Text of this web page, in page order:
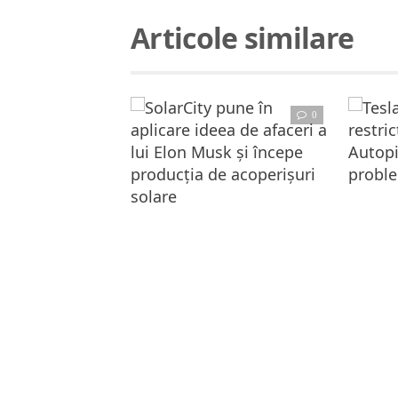
Articole similare
0
Citește articolul complet